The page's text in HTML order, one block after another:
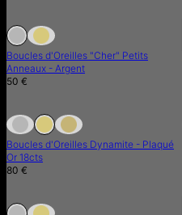
En Rupture de Stock
Boucles d'Oreilles "Cher" Petits
Anneaux - Argent
50 €
En Rupture de Stock
Boucles d'Oreilles Dynamite - Plaqué
Or 18cts
80 €
En Rupture de Stock